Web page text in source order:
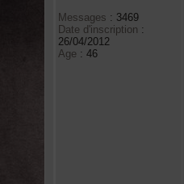
Messages : 3469
Date d'inscription :
26/04/2012
Age : 46